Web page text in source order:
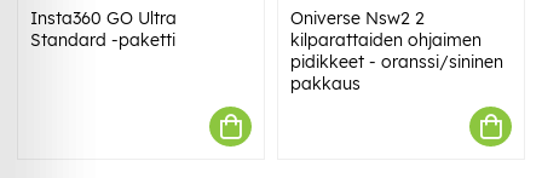
Insta360 GO Ultra
Standard -paketti
Oniverse Nsw2 2
kilparattaiden ohjaimen
pidikkeet - oranssi/sininen
pakkaus